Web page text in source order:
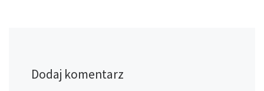
Dodaj komentarz